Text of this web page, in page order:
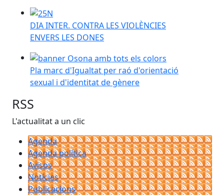
DIA INTER. CONTRA LES VIOLÈNCIES ENVERS LES
DIA INTER. CONTRA LES VIOLÈNCIES
ENVERS LES DONES
Pla marc d'Igualtat per raó d'orientació sexual i
Pla marc d'Igualtat per raó d'orientació
sexual i d'identitat de gènere
RSS
L'actualitat a un clic
Agenda
Agenda política
Avisos
Notícies
Publicacions